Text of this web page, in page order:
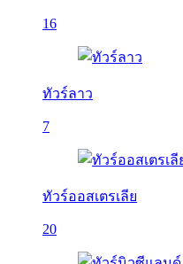
16
ทัวร์ลาว
7
ทัวร์ออสเตรเลีย
20